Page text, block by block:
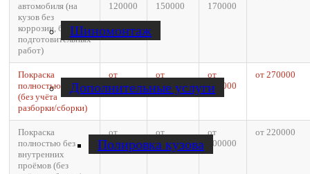
Шиномонтаж
Дополнительные услуги
Полировка кузова
автомобиля (на
кузов без
коррозии, без доп.
подготовительных
работ)
120000
150000
170000
Покраска
полностью
(без учёта
разборки/сборки)
от
200000
от
230000
от
250000
от 270000
Покраска
полностью без
внутренних
проёмов (без
от
150000
от
180000
от
200000
от 220000